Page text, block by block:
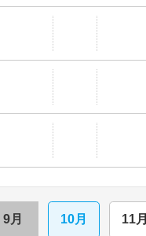
9月 10月 11月